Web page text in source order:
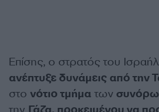
Επίσης, ο στρατός του
ανέπτυξε δυνάμεις από την
στο νότιο τμήμα των